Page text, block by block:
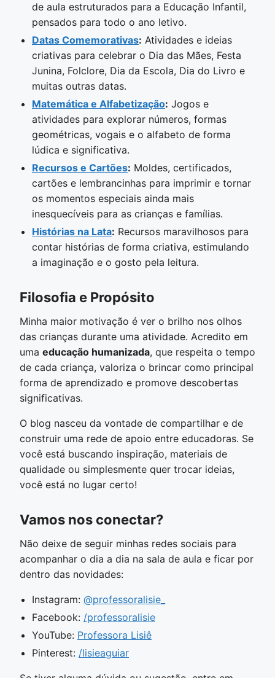
de aula estruturados para a Educação Infantil,
pensados para todo o ano letivo.
Datas Comemorativas: Atividades e ideias
criativas para celebrar o Dia das Mães, Festa
Junina, Folclore, Dia da Escola, Dia do Livro e
muitas outras datas.
Matemática e Alfabetização: Jogos e
atividades para explorar números, formas
geométricas, vogais e o alfabeto de forma
lúdica e significativa.
Recursos e Cartões: Moldes, certificados,
cartões e lembrancinhas para imprimir e tornar
os momentos especiais ainda mais
inesquecíveis para as crianças e famílias.
Histórias na Lata: Recursos maravilhosos para
contar histórias de forma criativa, estimulando
a imaginação e o gosto pela leitura.
Filosofia e Propósito
Minha maior motivação é ver o brilho nos olhos
das crianças durante uma atividade. Acredito em
uma educação humanizada, que respeita o tempo
de cada criança, valoriza o brincar como principal
forma de aprendizado e promove descobertas
significativas.
O blog nasceu da vontade de compartilhar e de
construir uma rede de apoio entre educadoras. Se
você está buscando inspiração, materiais de
qualidade ou simplesmente quer trocar ideias,
você está no lugar certo!
Vamos nos conectar?
Não deixe de seguir minhas redes sociais para
acompanhar o dia a dia na sala de aula e ficar por
dentro das novidades:
Instagram: @professoralisie_
Facebook: /professoralisie
YouTube: Professora Lisiê
Pinterest: /lisieaguiar